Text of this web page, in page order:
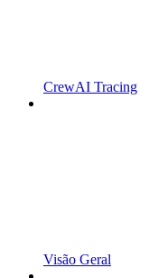
CrewAI Tracing
Visão Geral